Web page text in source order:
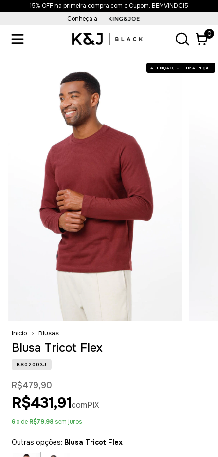
Frete Grátis acima de R$499,90
Conheça a
0
ATENÇÃO, ÚLTIMA PEÇA!
Início Blusas
Blusa Tricot Flex
BS02003J
R$479,90
R$431,91comPIX
6x de R$79,98 sem juros
Outras opções: Blusa Tricot Flex